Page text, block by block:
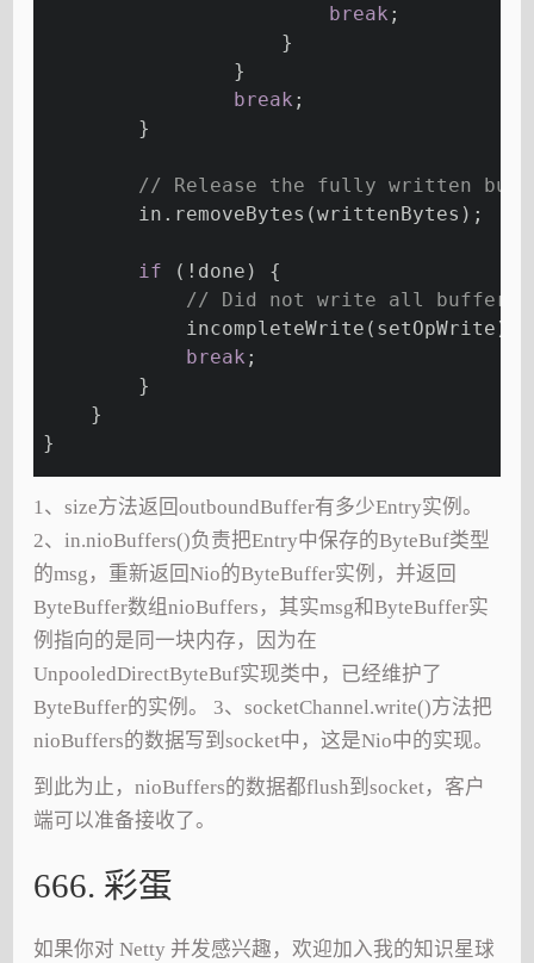
break ;
                    }
                }
break ;
        }
// Release the fully written
        in.removeBytes(writtenBytes);
if (!done) {
// Did not write all buffers
            incompleteWrite(setOpWrite);
break ;
        }
    }
}
1、size方法返回outboundBuffer有多少Entry实例。
2、in.nioBuffers()负责把Entry中保存的ByteBuf类型
的msg，重新返回Nio的ByteBuffer实例，并返回
ByteBuffer数组nioBuffers，其实msg和ByteBuffer实
例指向的是同一块内存，因为在
UnpooledDirectByteBuf实现类中，已经维护了
ByteBuffer的实例。 3、socketChannel.write()方法把
nioBuffers的数据写到socket中，这是Nio中的实现。
到此为止，nioBuffers的数据都flush到socket，客户
端可以准备接收了。
666. 彩蛋
如果你对 Netty 并发感兴趣，欢迎加入我的知识星球